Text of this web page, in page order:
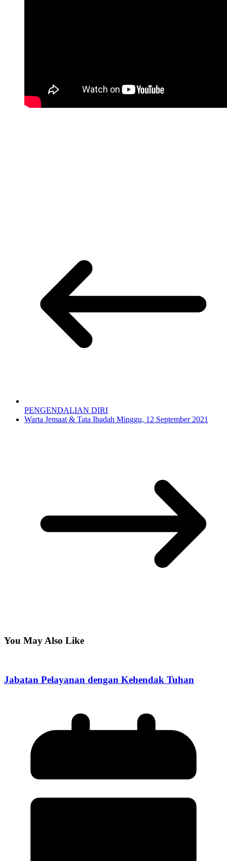
PENGENDALIAN DIRI
Warta Jemaat & Tata Ibadah Minggu, 12 September 2021
You May Also Like
Jabatan Pelayanan dengan Kehendak Tuhan